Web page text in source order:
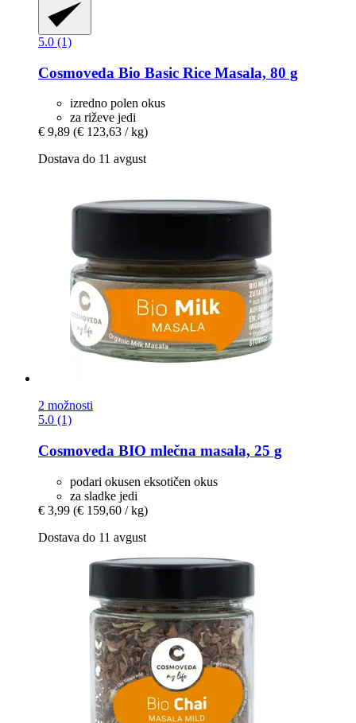
5.0 (1)
Cosmoveda Bio Basic Rice Masala, 80 g
izredno polen okus
za riževe jedi
€ 9,89 (€ 123,63 / kg)
Dostava do 11 avgust
2 možnosti
5.0 (1)
Cosmoveda BIO mlečna masala, 25 g
podari okusen eksotičen okus
za sladke jedi
€ 3,99 (€ 159,60 / kg)
Dostava do 11 avgust